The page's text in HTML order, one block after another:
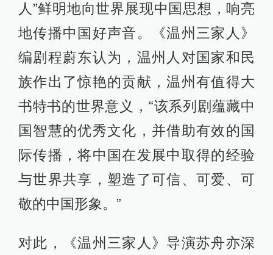
人”鲜明地向世界展现中国思想，响亮
地传播中国好声音。《温州三家人》
编剧程蔚东认为，温州人对国家和民
族作出了惊艳的贡献，温州有值得大
书特书的世界意义，“该系列剧蕴藏中
国智慧的优秀文化，并借助有效的国
际传播，将中国在发展中取得的经验
与世界共享，塑造了可信、可爱、可
敬的中国形象。”
对此，《温州三家人》导演苏舟亦深